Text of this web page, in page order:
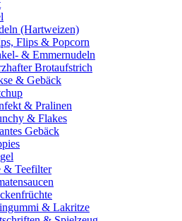
(Hartweizen)
Flips & Popcorn
& Emmernudeln
Brotaufstrich
& Gebäck
& Pralinen
& Flakes
Gebäck
& Teefilter
& Lakritze